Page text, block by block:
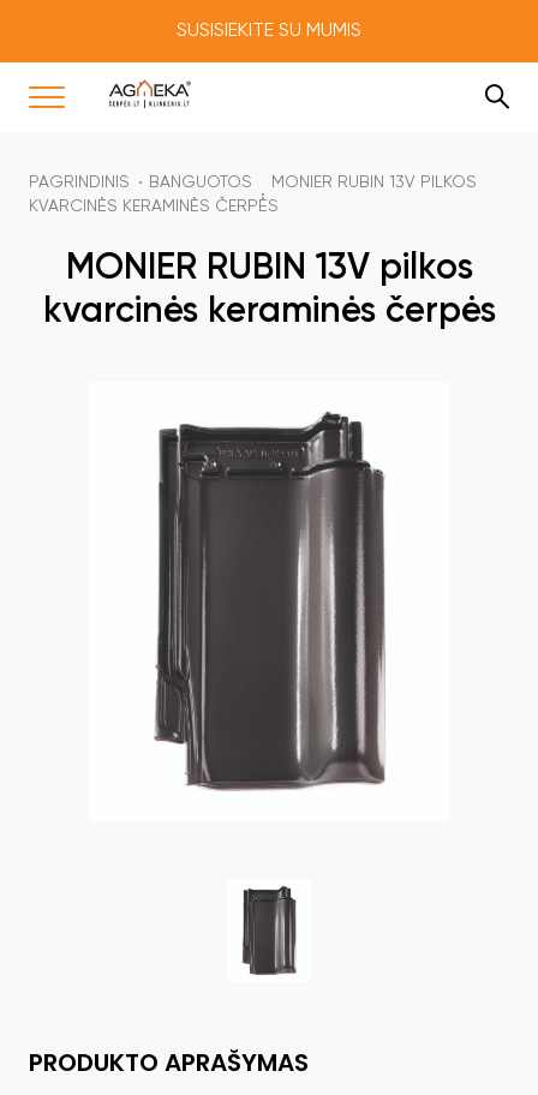
SUSISIEKITE SU MUMIS
PAGRINDINIS BANGUOTOS
MONIER RUBIN 13V PILKOS
KVARCINĖS KERAMINĖS ČERPĖS
MONIER RUBIN 13V pilkos
kvarcinės keraminės čerpės
PRODUKTO APRAŠYMAS